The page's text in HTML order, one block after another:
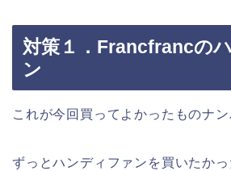
対策１．Francfrancの
ン
これが今回買ってよかったものナン
ずっとハンディファンを買いたか